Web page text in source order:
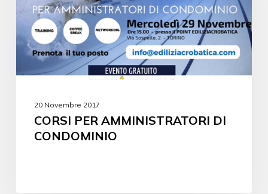
20 Novembre 2017
CORSI PER AMMINISTRATORI DI
CONDOMINIO